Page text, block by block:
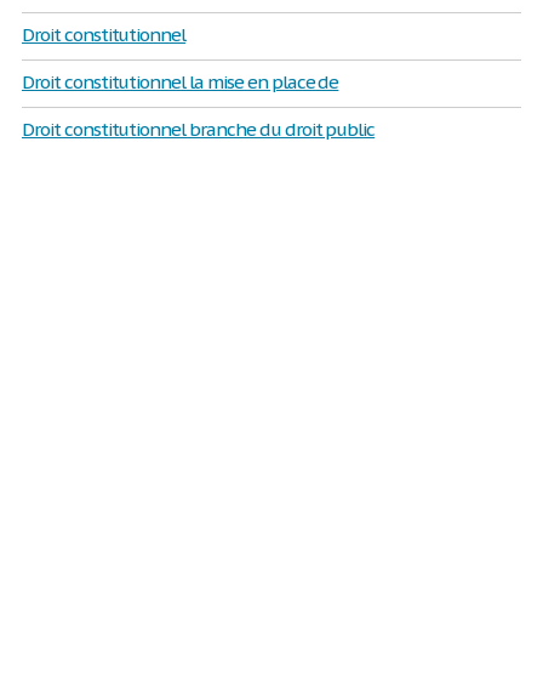
Droit constitutionnel
Droit constitutionnel la mise en place de
Droit constitutionnel branche du droit public